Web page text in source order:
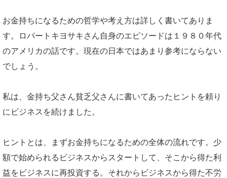
お金持ちになるための哲学や考え方は詳しく書いてありま
す。ロバートキヨサキさん自身のエピソードは１９８０年代
のアメリカの話です。現在の日本ではあまり参考にならない
でしょう。
私は、金持ち父さん貧乏父さんに書いてあったヒントを頼り
にビジネスを続けました。
ヒントとは、まずお金持ちになるための全体の流れです。少
額で始められるビジネスからスタートして、そこから得た利
益をビジネスに再投資する。それからビジネスから得た不労